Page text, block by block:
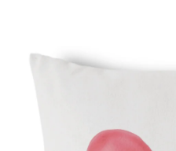
Kolekce